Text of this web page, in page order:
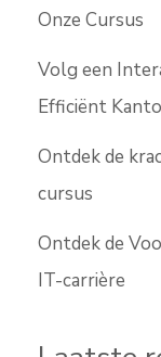
Onze Cursus
Volg een
Efficiënt
Ontdek de
cursus
Ontdek de
IT-carrière